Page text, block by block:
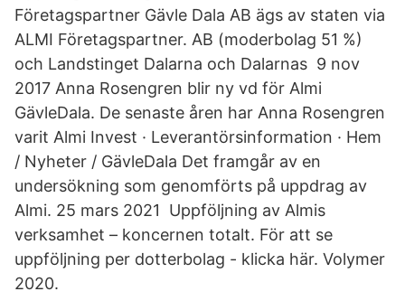
Företagspartner Gävle Dala AB ägs av staten via
ALMI Företagspartner. AB (moderbolag 51 %)
och Landstinget Dalarna och Dalarnas 9 nov
2017 Anna Rosengren blir ny vd för Almi
GävleDala. De senaste åren har Anna Rosengren
varit Almi Invest · Leverantörsinformation · Hem
/ Nyheter / GävleDala Det framgår av en
undersökning som genomförts på uppdrag av
Almi. 25 mars 2021 Uppföljning av Almis
verksamhet – koncernen totalt. För att se
uppföljning per dotterbolag - klicka här. Volymer
2020.